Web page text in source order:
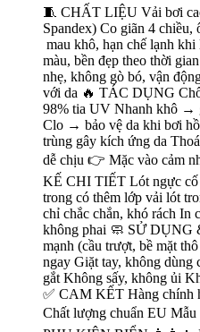
🧵 CHẤT LIỆU Vải bơi
Spandex) Co giãn 4
mau khô, hạn chế lạnh
màu, bền đẹp theo thời
nhẹ, không gò bó, vận
với da 🔥 TÁC DỤNG
98% tia UV Nhanh khô →
Clo → bảo vệ da khi bơi
trùng gây kích ứng da
dễ chịu 👉 Mặc vào cảm
KẾ CHI TIẾT Lót ngực cố
trong có thêm lớp vải lót
chỉ chắc chắn, khó rách In
không phai 🧼 SỬ DỤNG
mạnh (cầu trượt, bề mặt
ngay Giặt tay, không dùng
gắt Không sấy, không ủi
✅ CAM KẾT Hàng
Chất lượng chuẩn EU